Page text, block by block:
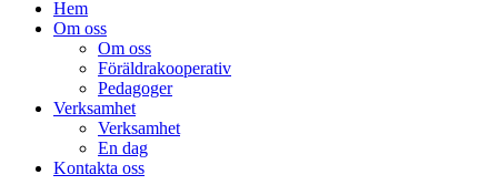
Hem
Om oss
Om oss
Föräldrakooperativ
Pedagoger
Verksamhet
Verksamhet
En dag
Kontakta oss